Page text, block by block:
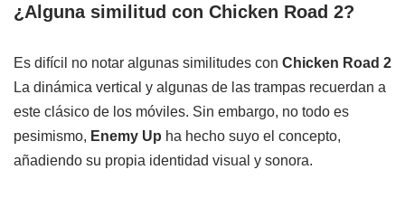
¿Alguna similitud con Chicken Road 2?
Es difícil no notar algunas similitudes con Chicken Road 2
La dinámica vertical y algunas de las trampas recuerdan a
este clásico de los móviles. Sin embargo, no todo es
pesimismo, Enemy Up ha hecho suyo el concepto,
añadiendo su propia identidad visual y sonora.